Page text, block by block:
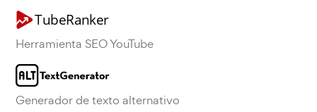
Herramienta SEO YouTube
Generador de texto alternativo